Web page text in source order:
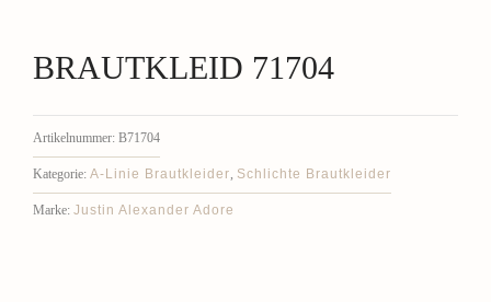
BRAUTKLEID 71704
Artikelnummer: B71704
Kategorie: A-Linie Brautkleider, Schlichte Brautkleider
Marke: Justin Alexander Adore